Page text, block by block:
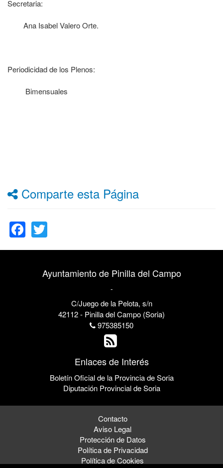
Secretaria:
Ana Isabel Valero Orte.
Periodicidad de los Plenos:
Bimensuales
Comparte esta Página
Facebook
Ayuntamiento de Pinilla del Campo
-
C/Juego de la Pelota, s/n
42112 - Pinilla del Campo (Soria)
975385150
Enlaces de Interés
Boletín Oficial de la Provincia de Soria
Diputación Provincial de Soria
Contacto
Aviso Legal
Protección de Datos
Política de Privacidad
Política de Cookies